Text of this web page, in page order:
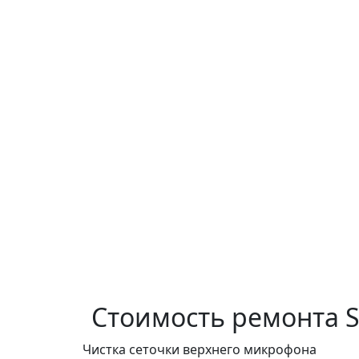
Стоимость ремонта
Чистка сеточки верхнего микрофона